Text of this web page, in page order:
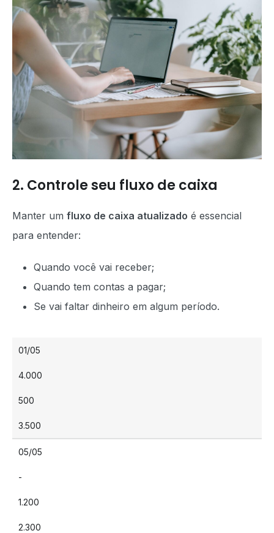
2. Controle seu fluxo de caixa
Manter um fluxo de caixa atualizado é essencial
para entender:
Quando você vai receber;
Quando tem contas a pagar;
Se vai faltar dinheiro em algum período.
01/05
4.000
500
3.500
05/05
-
1.200
2.300